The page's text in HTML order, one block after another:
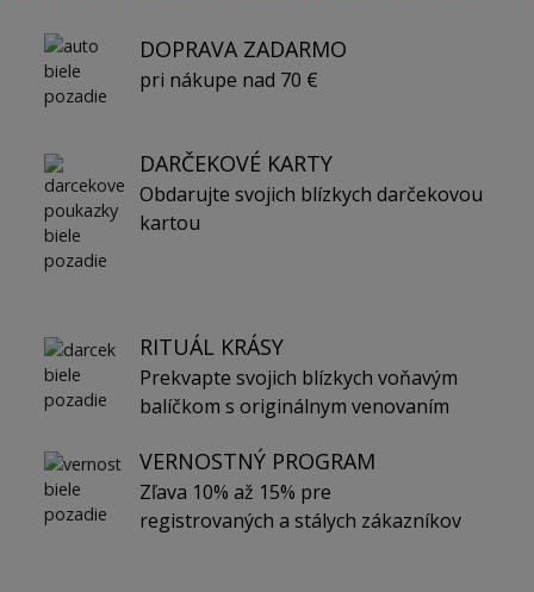
DOPRAVA ZADARMO
pri nákupe nad 70 €
DARČEKOVÉ KARTY
Obdarujte svojich blízkych darčekovou
kartou
RITUÁL KRÁSY
Prekvapte svojich blízkych voňavým
balíčkom s originálnym venovaním
VERNOSTNÝ PROGRAM
Zľava 10% až 15% pre
registrovaných a stálych zákazníkov